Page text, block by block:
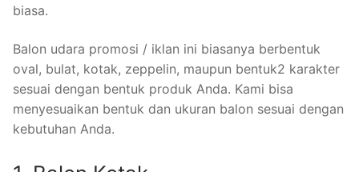
biasa.
Balon udara promosi / iklan ini biasanya berbentuk
oval, bulat, kotak, zeppelin, maupun bentuk2 karakter
sesuai dengan bentuk produk Anda. Kami bisa
menyesuaikan bentuk dan ukuran balon sesuai dengan
kebutuhan Anda.